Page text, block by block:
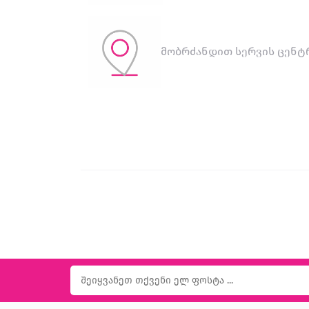
მობრძანდით სერვის